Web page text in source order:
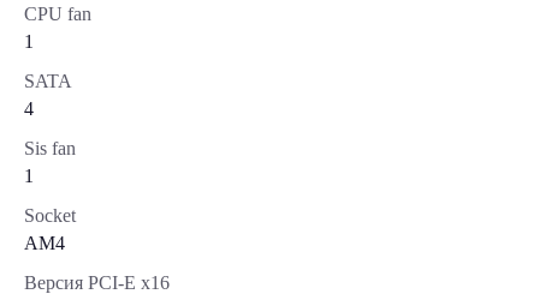
CPU fan
1
SATA
4
Sis fan
1
Socket
AM4
Версия PCI-E x16